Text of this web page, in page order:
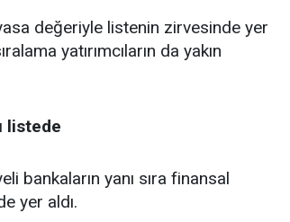
değeriyle listenin zirvesinde yer
yatırımcıların da yakın
listede
bankaların yanı sıra finansal
yer aldı.